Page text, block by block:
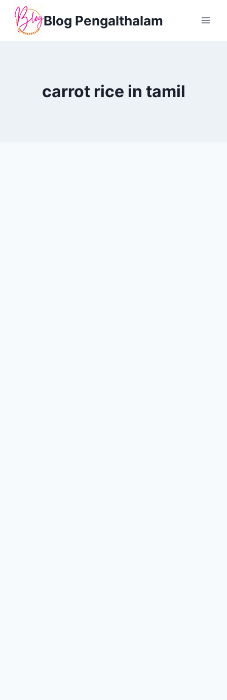
Skip
content
Blog Pengalthalam
carrot rice in tamil